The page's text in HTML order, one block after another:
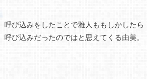
呼び込みをしたことで雅人ももしかしたら
呼び込みだったのではと思えてくる由美。